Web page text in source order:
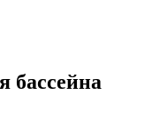
бассейна